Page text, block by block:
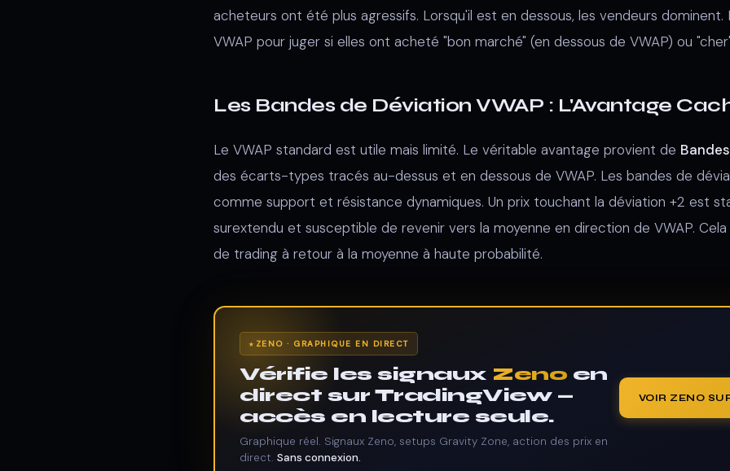
acheteurs ont été plus agressifs. Lorsqu'il est en dessous, les vendeurs
VWAP pour juger si elles ont acheté "bon marché" (en dessous de VWAP) ou
Les Bandes de Déviation VWAP : L'Avantage
Le VWAP standard est utile mais limité. Le véritable avantage provient de
des écarts-types tracés au-dessus et en dessous de VWAP. Les bandes de
comme support et résistance dynamiques. Un prix touchant la déviation +2 est
surextendu et susceptible de revenir vers la moyenne en direction de VWAP.
de trading à retour à la moyenne à haute probabilité.
ZENO · GRAPHIQUE EN DIRECT
Vérifie les signaux Zeno en
direct sur TradingView —
accès en lecture seule.
Graphique réel. Signaux Zeno, setups Gravity Zone, action des prix en
direct. Sans connexion.
VOIR ZENO